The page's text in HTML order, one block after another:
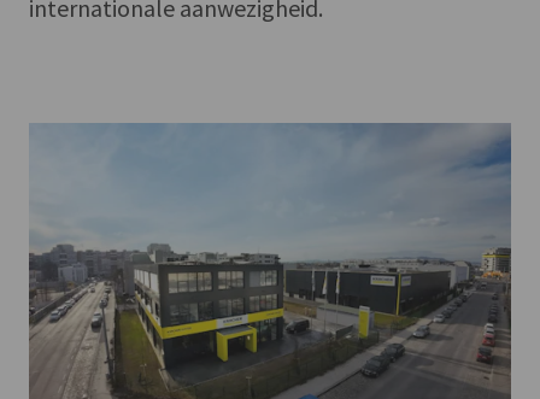
internationale aanwezigheid.